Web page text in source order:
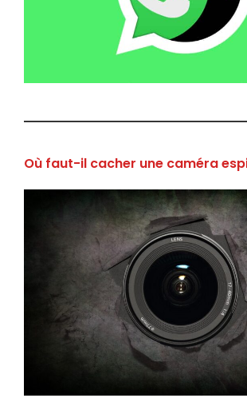
Où faut-il cacher une caméra